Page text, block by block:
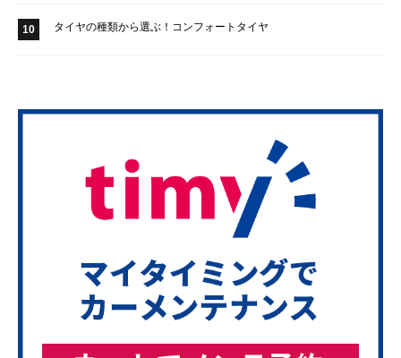
10 タイヤの種類から選ぶ！コンフォートタイヤ